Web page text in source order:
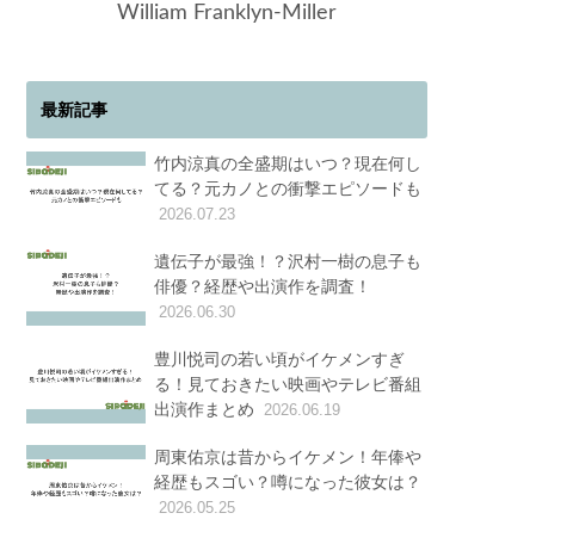
William Franklyn-Miller
最新記事
竹内涼真の全盛期はいつ？現在何し
てる？元カノとの衝撃エピソードも
2026.07.23
遺伝子が最強！？沢村一樹の息子も
俳優？経歴や出演作を調査！
2026.06.30
豊川悦司の若い頃がイケメンすぎ
る！見ておきたい映画やテレビ番組
出演作まとめ
2026.06.19
周東佑京は昔からイケメン！年俸や
経歴もスゴい？噂になった彼女は？
2026.05.25